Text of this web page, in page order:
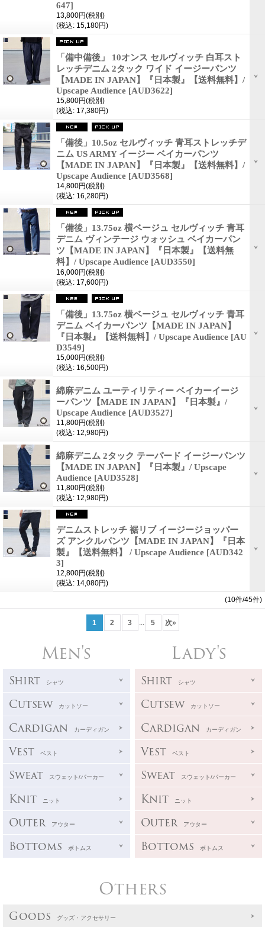
647]
13,800円(税別)
(税込: 15,180円)
「備中備後」 10オンス セルヴィッチ 白耳スト
レッチデニム 2タック ワイド イージーパンツ
【MADE IN JAPAN】『日本製』【送料無料】/
Upscape Audience [AUD3622]
15,800円(税別)
(税込: 17,380円)
「備後」10.5oz セルヴィッチ 青耳ストレッチデ
ニム US ARMY イージー ベイカーパンツ
【MADE IN JAPAN】『日本製』【送料無料】/
Upscape Audience [AUD3568]
14,800円(税別)
(税込: 16,280円)
「備後」13.75oz 横ベージュ セルヴィッチ 青耳
デニム ヴィンテージ ウォッシュ ベイカーパン
ツ【MADE IN JAPAN】『日本製』【送料無
料】/ Upscape Audience [AUD3550]
16,000円(税別)
(税込: 17,600円)
「備後」13.75oz 横ベージュ セルヴィッチ 青耳
デニム ベイカーパンツ【MADE IN JAPAN】
『日本製』【送料無料】/ Upscape Audience [AU
D3549]
15,000円(税別)
(税込: 16,500円)
綿麻デニム ユーティリティー ベイカーイージ
ーパンツ【MADE IN JAPAN】『日本製』/
Upscape Audience [AUD3527]
11,800円(税別)
(税込: 12,980円)
綿麻デニム 2タック テーパード イージーパンツ
【MADE IN JAPAN】『日本製』/ Upscape
Audience [AUD3528]
11,800円(税別)
(税込: 12,980円)
デニムストレッチ 裾リブ イージージョッパー
ズ アンクルパンツ【MADE IN JAPAN】『日本
製』【送料無料】 / Upscape Audience [AUD342
3]
12,800円(税別)
(税込: 14,080円)
(10件/45件)
1 2 3 ... 5 次»
Men's
Shirt シャツ
Cutsew カットソー
Cardigan カーディガン
Vest ベスト
Sweat スウェット/パーカー
Knit ニット
Outer アウター
Bottoms ボトムス
Lady's
Shirt シャツ
Cutsew カットソー
Cardigan カーディガン
Vest ベスト
Sweat スウェット/パーカー
Knit ニット
Outer アウター
Bottoms ボトムス
Others
Goods グッズ・アクセサリー